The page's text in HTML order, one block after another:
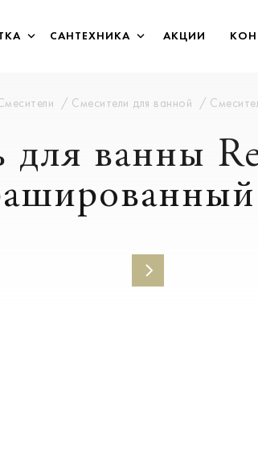
САНТЕХНИКА АКЦИИ
Смесители для ванной
для ванны